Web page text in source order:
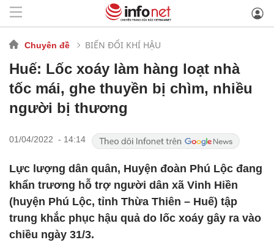
Chuyên đề BIẾN ĐỔI KHÍ HẬU
Huế: Lốc xoáy làm hàng loạt nhà
tốc mái, ghe thuyền bị chìm, nhiều
người bị thương
01/04/2022 - 14:14
Lực lượng dân quân, Huyện đoàn Phú Lộc đang
khẩn trương hỗ trợ người dân xã Vinh Hiền
(huyện Phú Lộc, tỉnh Thừa Thiên – Huế) tập
trung khắc phục hậu quả do lốc xoáy gây ra vào
chiều ngày 31/3.